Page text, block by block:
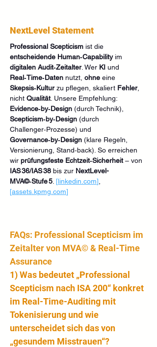
NextLevel Statement
Professional Scepticism ist die
entscheidende Human‑Capability im
digitalen Audit‑Zeitalter. Wer KI und
Real‑Time‑Daten nutzt, ohne eine
Skepsis‑Kultur zu pflegen, skaliert Fehler,
nicht Qualität. Unsere Empfehlung:
Evidence‑by‑Design (durch Technik),
Scepticism‑by‑Design (durch
Challenger‑Prozesse) und
Governance‑by‑Design (klare Regeln,
Versionierung, Stand‑back). So erreichen
wir prüfungsfeste Echtzeit‑Sicherheit – von
IAS 36/IAS 38 bis zur NextLevel-
MVA©‑Stufe 5 [linkedin.com]
[assets.kpmg.com]
FAQs: Professional Scepticism im
Zeitalter von MVA© & Real-Time
Assurance
1) Was bedeutet „Professional
Scepticism nach ISA 200“ konkret
im Real-Time-Auditing mit
Tokenisierung und wie
unterscheidet sich das von
„gesundem Misstrauen“?